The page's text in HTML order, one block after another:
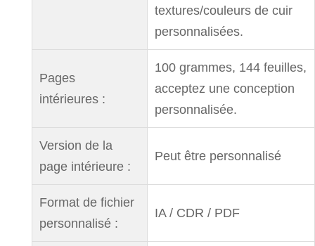
textures/couleurs de cuir
personnalisées.
Pages
intérieures :
100 grammes, 144 feuilles,
acceptez une conception
personnalisée.
Version de la
page intérieure :
Peut être personnalisé
Format de fichier
personnalisé :
IA / CDR / PDF